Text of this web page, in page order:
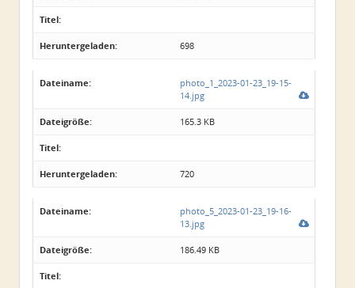
Titel:
Heruntergeladen: 698
Dateiname:
photo_1_2023-01-23_19-15-
14.jpg
Dateigröße: 165.3 KB
Titel:
Heruntergeladen: 720
Dateiname:
photo_5_2023-01-23_19-16-
13.jpg
Dateigröße: 186.49 KB
Titel: